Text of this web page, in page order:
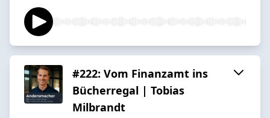
#222: Vom Finanzamt ins
Bücherregal | Tobias
Milbrandt